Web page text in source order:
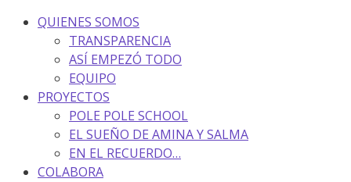
QUIENES SOMOS
TRANSPARENCIA
ASÍ EMPEZÓ TODO
EQUIPO
PROYECTOS
POLE POLE SCHOOL
EL SUEÑO DE AMINA Y SALMA
EN EL RECUERDO…
COLABORA